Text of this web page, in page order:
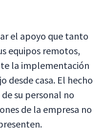
el apoyo que tanto
equipos remotos,
la implementación
desde casa. El hecho
su personal no
de la empresa no